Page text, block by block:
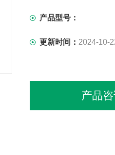
产品型号：
更新时间： 2024-10-
产品